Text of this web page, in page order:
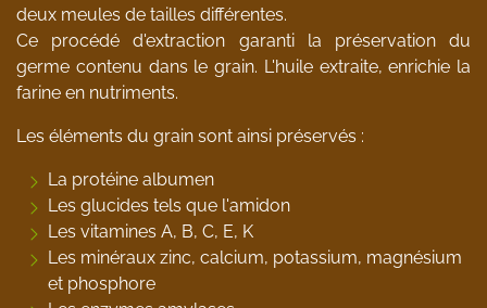
deux meules de tailles différentes.
Ce procédé d'extraction garanti la préservation du
germe contenu dans le grain. L'huile extraite, enrichie la
farine en nutriments.
Les éléments du grain sont ainsi préservés :
La protéine albumen
Les glucides tels que l'amidon
Les vitamines A, B, C, E, K
Les minéraux zinc, calcium, potassium, magnésium
et phosphore